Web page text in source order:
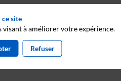
site
visant à améliorer votre expérience.
Refuser